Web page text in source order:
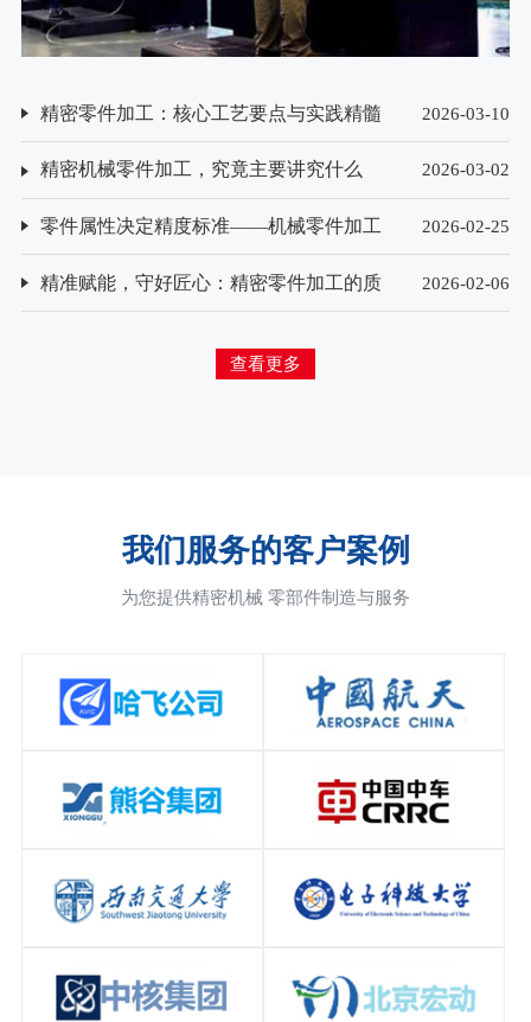
精密零件加工：核心工艺要点与实践精髓 2026-03-10
精密机械零件加工，究竟主要讲究什么 2026-03-02
零件属性决定精度标准——机械零件加工
2026-02-25
精准赋能，守好匠心：精密零件加工的质
2026-02-06
查看更多
我们服务的客户案例
为您提供精密机械 零部件制造与服务